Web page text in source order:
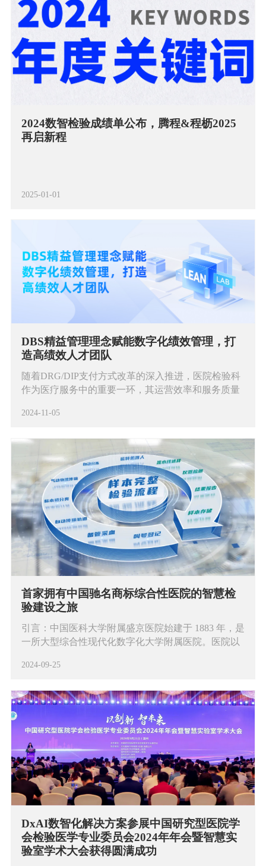
2024数智检验成绩单公布，腾程&程枥2025
再启新程
2025-01-01
DBS精益管理理念赋能数字化绩效管理，打
造高绩效人才团队
随着DRG/DIP支付方式改革的深入推进，医院检验科
作为医疗服务中的重要一环，其运营效率和服务质量
2024-11-05
首家拥有中国驰名商标综合性医院的智慧检
验建设之旅
引言：中国医科大学附属盛京医院始建于 1883 年，是
一所大型综合性现代化数字化大学附属医院。医院以
得 “中国驰名商标” 的综合性医院，还获得了 “双七级”
价和美国 HIMSS 认证方面达到了最高级别。医院编
2024-09-25
DxAI数智化解决方案参展中国研究型医院学
会检验医学专业委员会2024年年会暨智慧实
验室学术大会获得圆满成功